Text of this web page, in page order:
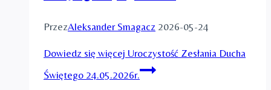
PrzezAleksander Smagacz 2026-05-24
Dowiedz się więcej Uroczystość Zesłania Ducha
Świętego 24.05.2026r.